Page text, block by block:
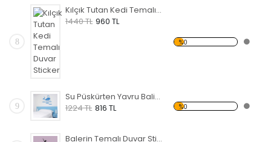
8
Kılçık Tutan Kedi Temalı Duvar Sticker
1440 TL 960 TL
%0
9
Su Püskürten Yavru Balina Temalı Duvar Sticker
1224 TL 816 TL %0
Balerin Temalı Duvar Sticker